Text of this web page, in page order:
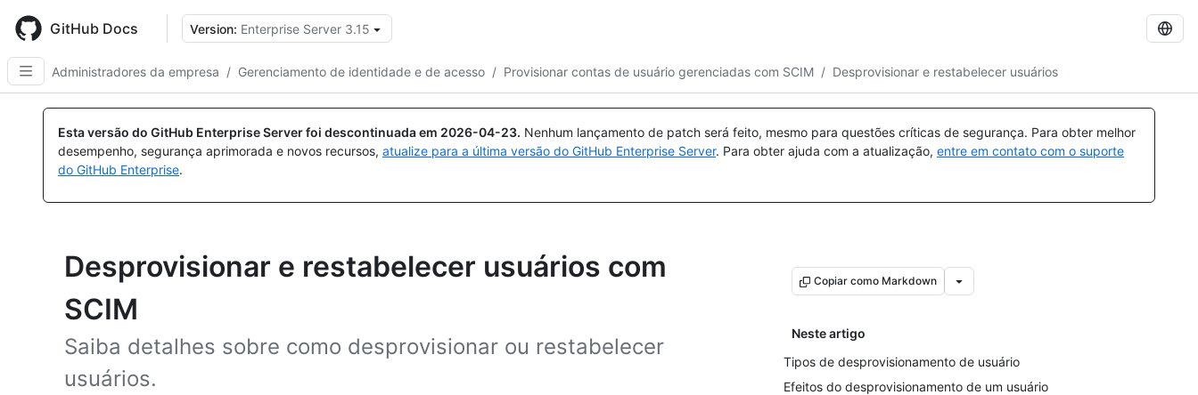
main
content
GitHub Docs Version: Enterprise Server 3.15
Administradores da empresa / Gerenciamento de identidade e de acesso / Provisionar contas de usuário gerenciadas com SCIM / Desprovisionar e restabelecer usuários
Esta versão do GitHub Enterprise Server foi descontinuada em 2026-04-23. Nenhum lançamento de patch será feito, mesmo para questões críticas de segurança. Para obter melhor
desempenho, segurança aprimorada e novos recursos, atualize para a última versão do GitHub Enterprise Server. Para obter ajuda com a atualização, entre em contato com o suporte
do GitHub Enterprise.
Desprovisionar e restabelecer usuários com
SCIM
Saiba detalhes sobre como desprovisionar ou restabelecer
usuários.
Copiar como Markdown
Neste artigo
Tipos de desprovisionamento de usuário
Efeitos do desprovisionamento de um usuário